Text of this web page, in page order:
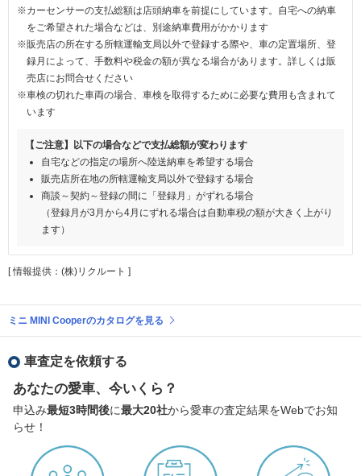
※カーセンサーの支払総額は店頭納車を前提にしています。自宅への納車
をご希望された場合などは、別途納車費用がかかります
※販売店の所在する所轄運輸支局以外で登録する際や、車の定置場所、登
録月によって、手数料や税金の額が異なる場合があります。詳しくは販
売店にお問合せください
※車検の切れた車両の場合、車検を取得するために必要な費用も含まれて
います
【ご注意】以下の場合などで支払総額が変わります
自宅などの指定の場所へ陸送納車を希望する場合
販売店所在地の所轄運輸支局以外で登録する場合
商談～契約～登録の間に「登録月」がずれる場合
（登録月が3月から4月にずれる場合は自動車税の額が大きく上がり
ます）
[ 情報提供：(株)リクルート ]
ミニ MINI Cooperのカタログを見る
車査定を依頼する
あなたの愛車、今いくら？
申込み最短3時間後に最大20社から愛車の査定結果をWebでお知
らせ！